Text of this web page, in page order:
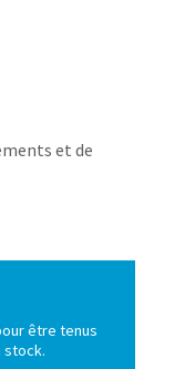
et de
être tenus
stock.